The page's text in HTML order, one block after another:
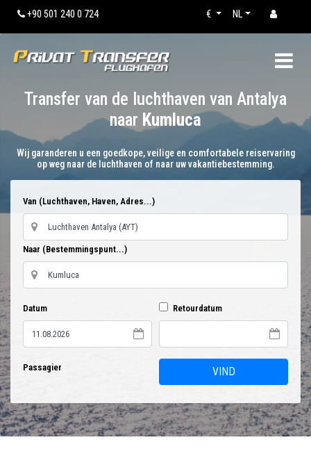
+90 501 240 0 724 NL
€
Transfer van de luchthaven van Antalya
naar Kumluca
Wij garanderen u een goedkope, veilige en comfortabele reiservaring
op weg naar de luchthaven of naar uw vakantiebestemming.
Van (Luchthaven, Haven, Adres...)
Naar (Bestemmingspunt...)
Datum Retourdatum
Passagier VIND